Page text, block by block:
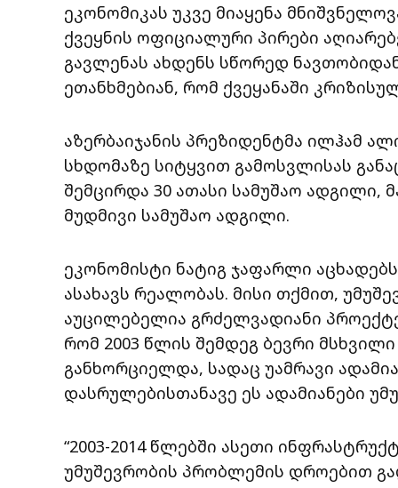
ეკონომიკას უკვე მიაყენა
ქვეყნის ოფიციალური პირები
გავლენას ახდენს სწორედ
ეთანხმებიან, რომ ქვეყანაში
აზერბაიჯანის პრეზიდენტმა ილჰამ
სხდომაზე სიტყვით გამოსვლისას
შემცირდა 30 ათასი სამუშაო ადგილი,
მუდმივი სამუშაო ადგილი.
ეკონომისტი ნატიგ ჯაფარლი
ასახავს რეალობას. მისი თქმით,
აუცილებელია გრძელვადიანი
რომ 2003 წლის შემდეგ ბევრი
განხორციელდა, სადაც უამრავი
დასრულებისთანავე ეს ადამიანები
“2003-2014 წლებში ასეთი
უმუშევრობის პრობლემის დროებით